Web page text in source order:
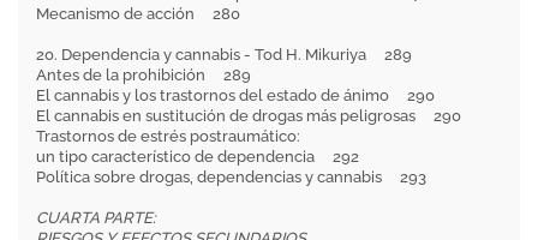
Mecanismo de acción 280
20. Dependencia y cannabis - Tod H. Mikuriya 289
Antes de la prohibición 289
El cannabis y los trastornos del estado de ánimo 290
El cannabis en sustitución de drogas más peligrosas 290
Trastornos de estrés postraumático:
un tipo característico de dependencia 292
Política sobre drogas, dependencias y cannabis 293
CUARTA PARTE: